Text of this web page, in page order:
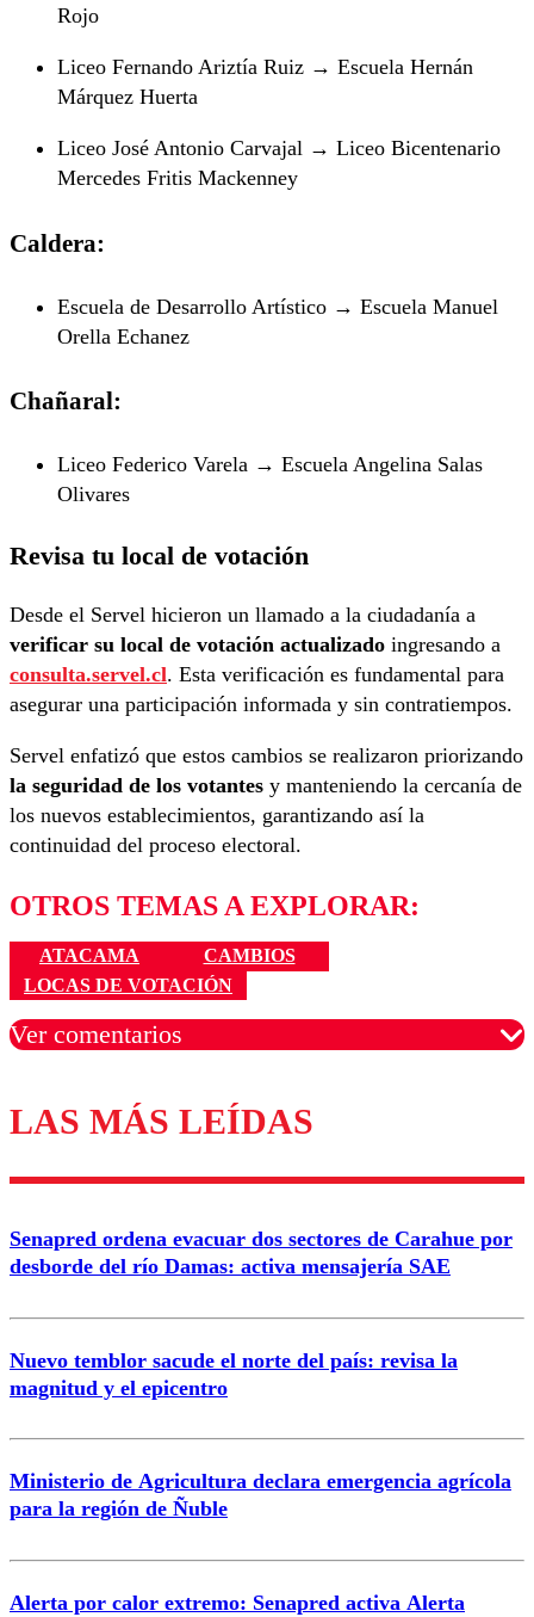
Rojo
Liceo Fernando Ariztía Ruiz → Escuela Hernán
Márquez Huerta
Liceo José Antonio Carvajal → Liceo Bicentenario
Mercedes Fritis Mackenney
Caldera:
Escuela de Desarrollo Artístico → Escuela Manuel
Orella Echanez
Chañaral:
Liceo Federico Varela → Escuela Angelina Salas
Olivares
Revisa tu local de votación
Desde el Servel hicieron un llamado a la ciudadanía a
verificar su local de votación actualizado ingresando a
consulta.servel.cl. Esta verificación es fundamental para
asegurar una participación informada y sin contratiempos.
Servel enfatizó que estos cambios se realizaron priorizando
la seguridad de los votantes y manteniendo la cercanía de
los nuevos establecimientos, garantizando así la
continuidad del proceso electoral.
OTROS TEMAS A EXPLORAR:
ATACAMA
CAMBIOS
LOCAS DE VOTACIÓN
Ver comentarios
Los comentarios son moderados para garantizar un
diálogo respetuoso.
Correo
LAS MÁS LEÍDAS
Senapred ordena evacuar dos sectores de Carahue por
desborde del río Damas: activa mensajería SAE
Nuevo temblor sacude el norte del país: revisa la
magnitud y el epicentro
Ministerio de Agricultura declara emergencia agrícola
para la región de Ñuble
Alerta por calor extremo: Senapred activa Alerta